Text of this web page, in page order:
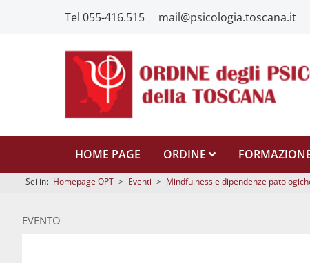
Tel 055-416.515 mail@psicologia.toscana.it
HOME PAGE ORDINE
Sei in: Homepage OPT > Eventi > Mindfulness e dipendenze
EVENTO